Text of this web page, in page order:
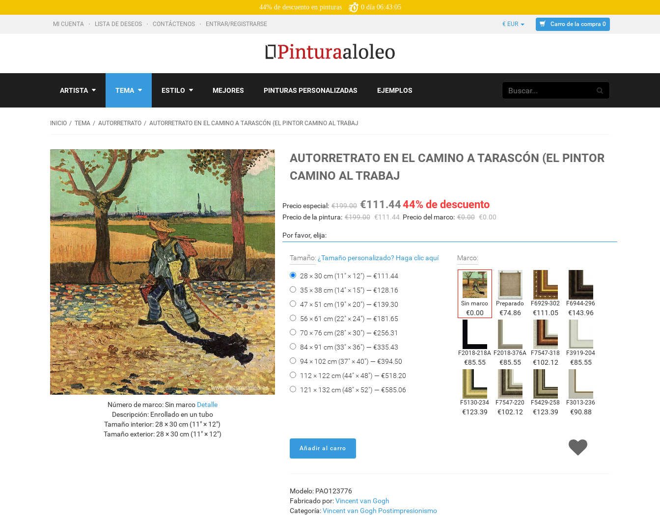
44% de descuento en pinturas 0 día 06:43:04
MI CUENTA LISTA DE DESEOS CONTÁCTENOS ENTRAR/REGISTRARSE € EUR Carro de la compra 0
ARTISTA TEMA ESTILO MEJORES PINTURAS PERSONALIZADAS EJEMPLOS
INICIO TEMA AUTORRETRATO AUTORRETRATO EN EL CAMINO A TARASCÓN (EL PINTOR CAMINO AL TRABAJ
Número de marco: Sin marco Detalle
Descripción: Enrollado en un tubo
Tamaño interior: 28 × 30 cm (11" × 12")
Tamaño exterior: 28 × 30 cm (11" × 12")
AUTORRETRATO EN EL CAMINO A TARASCÓN (EL PINTOR
CAMINO AL TRABAJ
Precio especial: €199.00 €111.4444% de descuento
Precio de la pintura: €199.00 €111.44 Precio del marco: €0.00 €0.00
Por favor, elija:
Tamaño: ¿Tamaño personalizado? Haga clic aquí
28 × 30 cm (11" × 12") — €111.44
35 × 38 cm (14" × 15") — €128.16
47 × 51 cm (19" × 20") — €139.30
56 × 61 cm (22" × 24") — €181.65
70 × 76 cm (28" × 30") — €256.31
84 × 91 cm (33" × 36") — €335.43
94 × 102 cm (37" × 40") — €394.50
112 × 122 cm (44" × 48") — €518.20
121 × 132 cm (48" × 52") — €585.06
Marco:
Sin marco
€0.00
Preparado
€74.86
F6929-302
€111.05
F6944-296
€143.96
F2018-218A
€85.55
F2018-376A
€85.55
F7547-318
€102.12
F3919-204
€85.55
F5130-234
€123.39
F7547-220
€102.12
F5429-258
€123.39
F3013-236
€90.88
F7034-298
Modelo: PAO123776
Fabricado por:Vincent van Gogh
Categoría:Vincent van Gogh Postimpresionismo